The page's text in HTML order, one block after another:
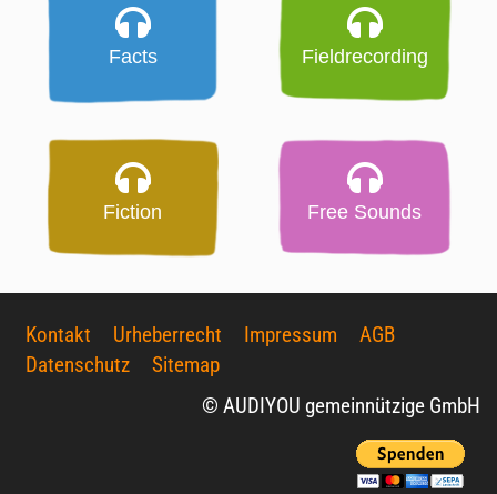
Facts Fieldrecording
Fiction Free Sounds
Kontakt Urheberrecht Impressum
AGB
Datenschutz
Sitemap
© AUDIYOU gemeinnützige GmbH